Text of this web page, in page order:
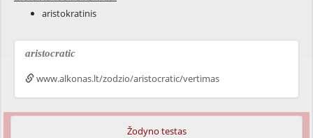
aristokratinis
aristocratic
www.alkonas.lt/zodzio/aristocratic/vertimas
Žodyno testas